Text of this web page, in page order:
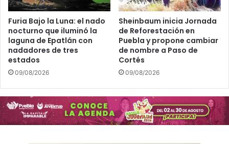
c
i
a
a
r
t
i
c
i
a
i
d
a
d
p
a
r
o
b
i
Furia Bajo la Luna: el nado
nocturno que iluminó la
laguna de Epatlán con
nadadores de tres
estados
09/08/2026
Sheinbaum inicia Jornada
de Reforestación en
Puebla y propone cambiar
de nombre a Paso de
Cortés
09/08/2026